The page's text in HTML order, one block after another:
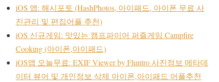
iOS 앱: 해시포토 (HashPhotos, 아이패드, 아이폰 무료 사
진관리 및 편집어플 추천)
iOS 신규게임: 맛있는 캠프파이어 퍼즐게임 Campfire
Cooking (아이폰,아이패드)
iOS앱 오늘무료: EXIF Viewer by Fluntro 사진정보 메타데
이터 뷰어 및 개인정보 삭제 아이폰,아이패드 어플추천